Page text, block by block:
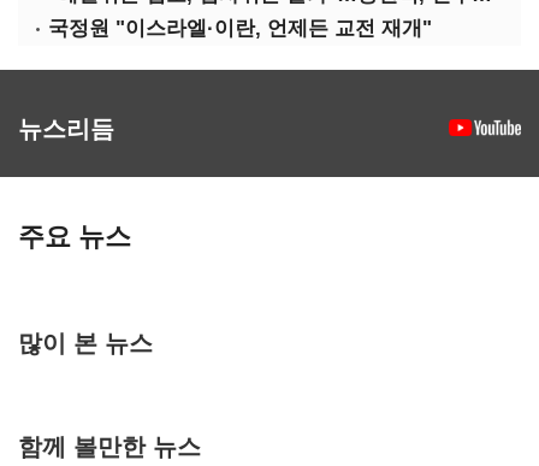
국정원 "이스라엘·이란, 언제든 교전 재개"
뉴스리듬
주요 뉴스
많이 본 뉴스
함께 볼만한 뉴스